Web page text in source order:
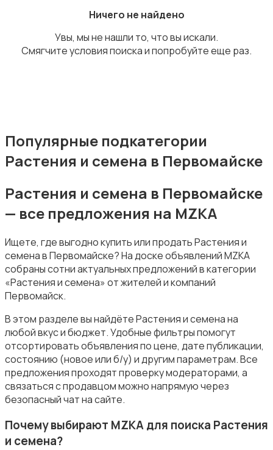
Оформление интерьера
Охрана и сигнализации
Подставки и тумбы
Растения и семена
Ничего не найдено
Увы, мы не нашли то, что вы искали.
Смягчите условия поиска и попробуйте еще раз.
Популярные подкатегории
Растения и семена в Первомайске
Растения и семена в Первомайске
— все предложения на MZKA
Ищете, где выгодно купить или продать Растения и
семена в Первомайске? На доске объявлений MZKA
собраны сотни актуальных предложений в категории
«Растения и семена» от жителей и компаний
Первомайск.
В этом разделе вы найдёте Растения и семена на
любой вкус и бюджет. Удобные фильтры помогут
отсортировать объявления по цене, дате публикации,
состоянию (новое или б/у) и другим параметрам. Все
предложения проходят проверку модераторами, а
связаться с продавцом можно напрямую через
безопасный чат на сайте.
Почему выбирают MZKA для поиска Растения
и семена?